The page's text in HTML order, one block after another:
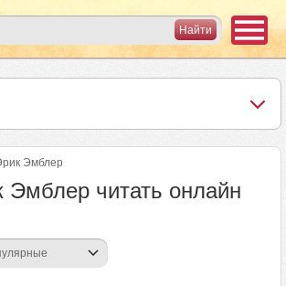
Эмблер
Эмблер читать онлайн